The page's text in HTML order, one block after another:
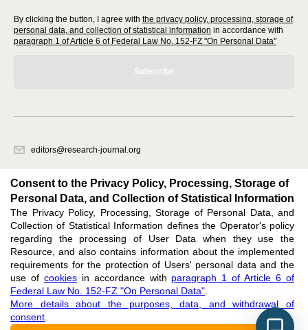
By clicking the button, I agree with the privacy policy, processing, storage of
personal data, and collection of statistical information in accordance with
paragraph 1 of Article 6 of Federal Law No. 152-FZ "On Personal Data"
Subscribe
editors@research-journal.org
office 1
Feedback
Support: editors@research-journal.org
ISSN 2227-6017 (ONLINE),ISSN 2303-9868 (PRINT),DOI: 10.60797/IRJ.2227-6017,
ЭЛ № ФС 77 - 80772
Consent to the Privacy Policy, Processing, Storage of
Personal Data, and Collection of Statistical Information
The Privacy Policy, Processing, Storage of Personal Data, and
Collection of Statistical Information defines the Operator's policy
regarding the processing of User Data when they use the
Resource, and also contains information about the implemented
requirements for the protection of Users' personal data and the
use of cookiesin accordance with paragraph 1 of Article 6 of
Federal Law No. 152-FZ "On Personal Data"
More details about the purposes, data, and withdrawal of
consent